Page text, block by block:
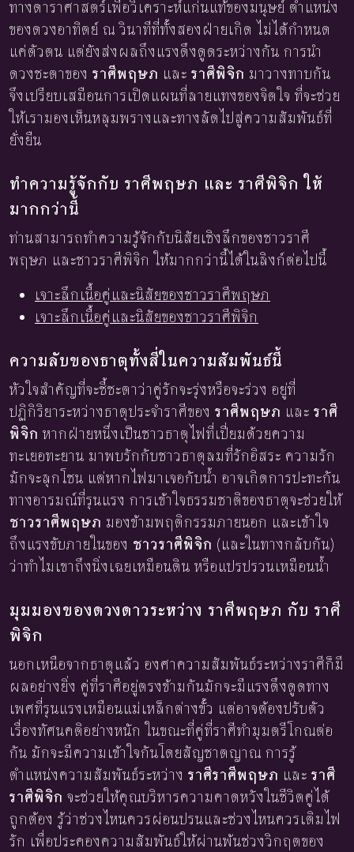
ทางดาราศาสตร์เพื่อวิเคราะห์แก่นแท้ของมนุษย์ ตำแหน่ง
ของดวงอาทิตย์ ณ วินาทีที่ทั้งสองฝ่ายเกิด ไม่ได้กำหนด
แค่ตัวตน แต่ยังส่งผลถึงแรงดึงดูดระหว่างกัน การนำ
ดวงชะตาของ ราศีพฤษภ และ ราศีพิจิก มาวางทาบกัน
จึงเปรียบเสมือนการเปิดแผนที่ลายแทงของจิตใจ ที่จะช่วย
ให้เรามองเห็นหลุมพรางและทางลัดไปสู่ความสัมพันธ์ที่
ยั่งยืน
ทำความรู้จักกับ ราศีพฤษภ และ ราศีพิจิก ให้
มากกว่านี้
ท่านสามารถทำความรู้จักกับนิสัยเชิงลึกของชาวราศี
พฤษภ และชาวราศีพิจิก ให้มากกว่านี้ได้ในลิงก์ต่อไปนี้
เจาะลึกเนื้อคู่และนิสัยของชาวราศีพฤษภ
เจาะลึกเนื้อคู่และนิสัยของชาวราศีพิจิก
ความลับของธาตุทั้งสี่ในความสัมพันธ์นี้
หัวใจสำคัญที่จะชี้ชะตาว่าคู่รักจะรุ่งหรือจะร่วง อยู่ที่
ปฏิกิริยาระหว่างธาตุประจำราศีของ ราศีพฤษภ และ ราศี
พิจิก หากฝ่ายหนึ่งเป็นชาวธาตุไฟที่เปี่ยมด้วยความ
ทะเยอทะยาน มาพบรักกับชาวธาตุลมที่รักอิสระ ความรัก
มักจะลุกโชน แต่หากไฟมาเจอกับน้ำ อาจเกิดการปะทะกัน
ทางอารมณ์ที่รุนแรง การเข้าใจธรรมชาติของธาตุจะช่วยให้
ชาวราศีพฤษภ มองข้ามพฤติกรรมภายนอก และเข้าใจ
ถึงแรงขับภายในของ ชาวราศีพิจิก (และในทางกลับกัน)
ว่าทำไมเขาถึงนิ่งเฉยเหมือนดิน หรือแปรปรวนเหมือนน้ำ
มุมมองของดวงดาวระหว่าง ราศีพฤษภ กับ ราศี
พิจิก
นอกเหนือจากธาตุแล้ว องศาความสัมพันธ์ระหว่างราศีก็มี
ผลอย่างยิ่ง คู่ที่ราศีอยู่ตรงข้ามกันมักจะมีแรงดึงดูดทาง
เพศที่รุนแรงเหมือนแม่เหล็กต่างขั้ว แต่อาจต้องปรับตัว
เรื่องทัศนคติอย่างหนัก ในขณะที่คู่ที่ราศีทำมุมตรีโกณต่อ
กัน มักจะมีความเข้าใจกันโดยสัญชาตญาณ การรู้
ตำแหน่งความสัมพันธ์ระหว่าง ราศีราศีพฤษภ และ ราศี
ราศีพิจิก จะช่วยให้คุณบริหารความคาดหวังในชีวิตคู่ได้
ถูกต้อง รู้ว่าช่วงไหนควรผ่อนปรนและช่วงไหนควรเติมไฟ
รัก เพื่อประคองความสัมพันธ์ให้ผ่านพ้นช่วงวิกฤตของ